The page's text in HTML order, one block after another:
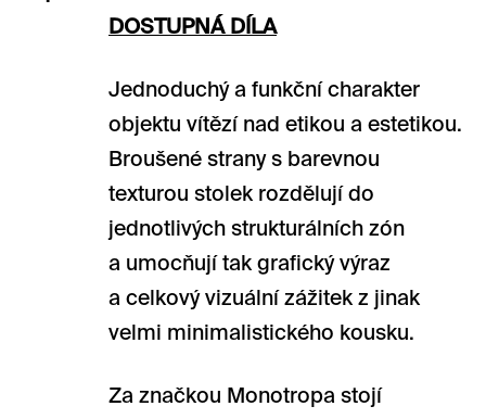
DOSTUPNÁ DÍLA
Jednoduchý a funkční charakter
objektu vítězí nad etikou a estetikou.
Broušené strany s barevnou
texturou stolek rozdělují do
jednotlivých strukturálních zón
a umocňují tak grafický výraz
a celkový vizuální zážitek z jinak
velmi minimalistického kousku.
Za značkou Monotropa stojí